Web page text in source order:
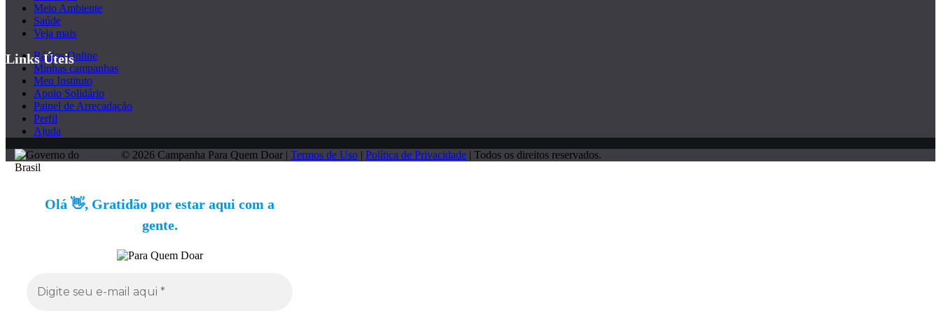
Meio Ambiente
Saúde
Veja mais
Links Úteis
Rádios Online
Minhas campanhas
Meu Instituto
Apoio Solidário
Painel de Arrecadação
Perfil
Ajuda
© 2026 Campanha Para Quem Doar | Termos de Uso | Política de Privacidade | Todos os direitos reservados.
Olá 👋, Gratidão por estar aqui com a
gente.